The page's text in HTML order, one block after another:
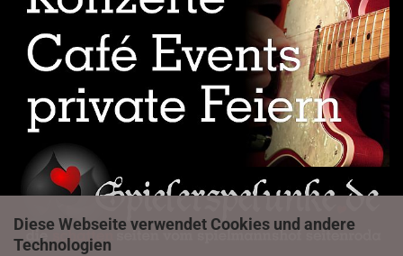
Diese Webseite verwendet Cookies und andere
Technologien